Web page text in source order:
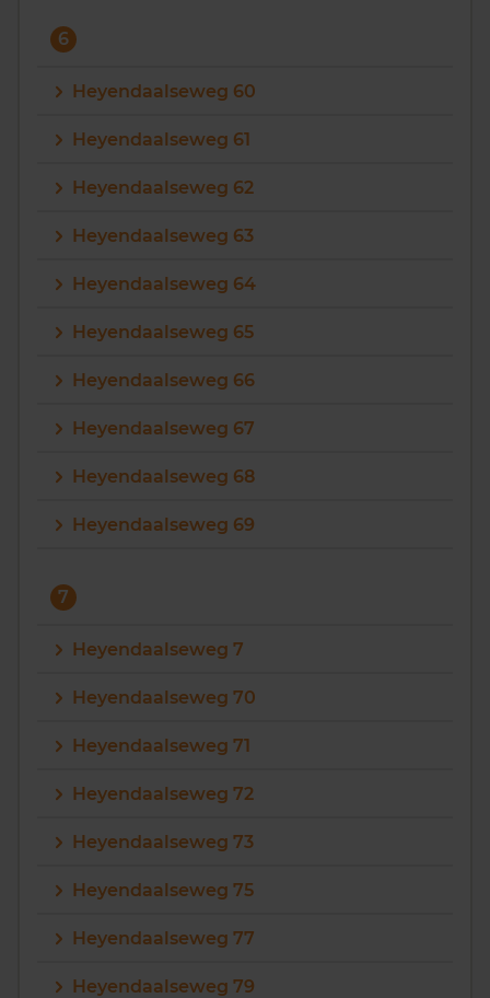
6
Heyendaalseweg 60
Heyendaalseweg 61
Heyendaalseweg 62
Heyendaalseweg 63
Heyendaalseweg 64
Heyendaalseweg 65
Heyendaalseweg 66
Heyendaalseweg 67
Heyendaalseweg 68
Heyendaalseweg 69
7
Heyendaalseweg 7
Heyendaalseweg 70
Heyendaalseweg 71
Heyendaalseweg 72
Heyendaalseweg 73
Heyendaalseweg 75
Heyendaalseweg 77
Heyendaalseweg 79